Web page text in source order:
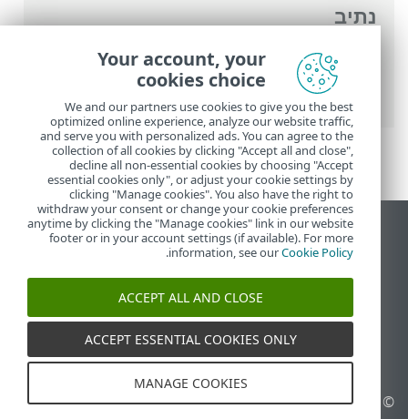
נתיב
העזרה המקוונת של ESET >
ESET Password
Manager
>
ESET Password Manager מבוא
> דפדפני אינטרנט ואפליקציות נתמכים
הצג את האתר למחשב
End of Life
מאגר הידע של ESET
ESET Status Portal
תמיכה אזורית
© 1992 - 2026 ESET, spol. s ניהול קובצי Cookie
Your account, your
cookies choice
We and our partners use cookies to give you the best
optimized online experience, analyze our website traffic,
and serve you with personalized ads. You can agree to the
collection of all cookies by clicking "Accept all and close",
decline all non-essential cookies by choosing "Accept
essential cookies only", or adjust your cookie settings by
clicking "Manage cookies". You also have the right to
withdraw your consent or change your cookie preferences
anytime by clicking the "Manage cookies" link in our website
footer or in your account settings (if available). For more
information, see ourCookie Policy
.
ACCEPT ALL AND CLOSE
ACCEPT ESSENTIAL COOKIES ONLY
MANAGE COOKIES